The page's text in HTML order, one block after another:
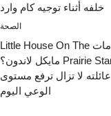
خلفه أثناء توجيه كام وارد
الصحة
كيف مات Little House On The
Prairie Star مايكل لاندون؟
عائلته لا تزال ترفع مستوى
الوعي اليوم